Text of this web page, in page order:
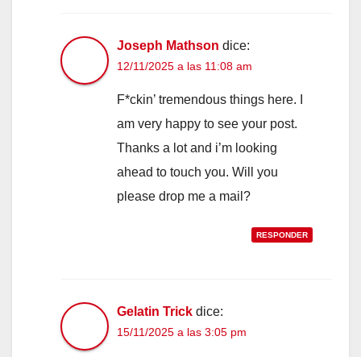
Joseph Mathson dice:
12/11/2025 a las 11:08 am
F*ckin’ tremendous things here. I
am very happy to see your post.
Thanks a lot and i’m looking
ahead to touch you. Will you
please drop me a mail?
RESPONDER
Gelatin Trick dice:
15/11/2025 a las 3:05 pm